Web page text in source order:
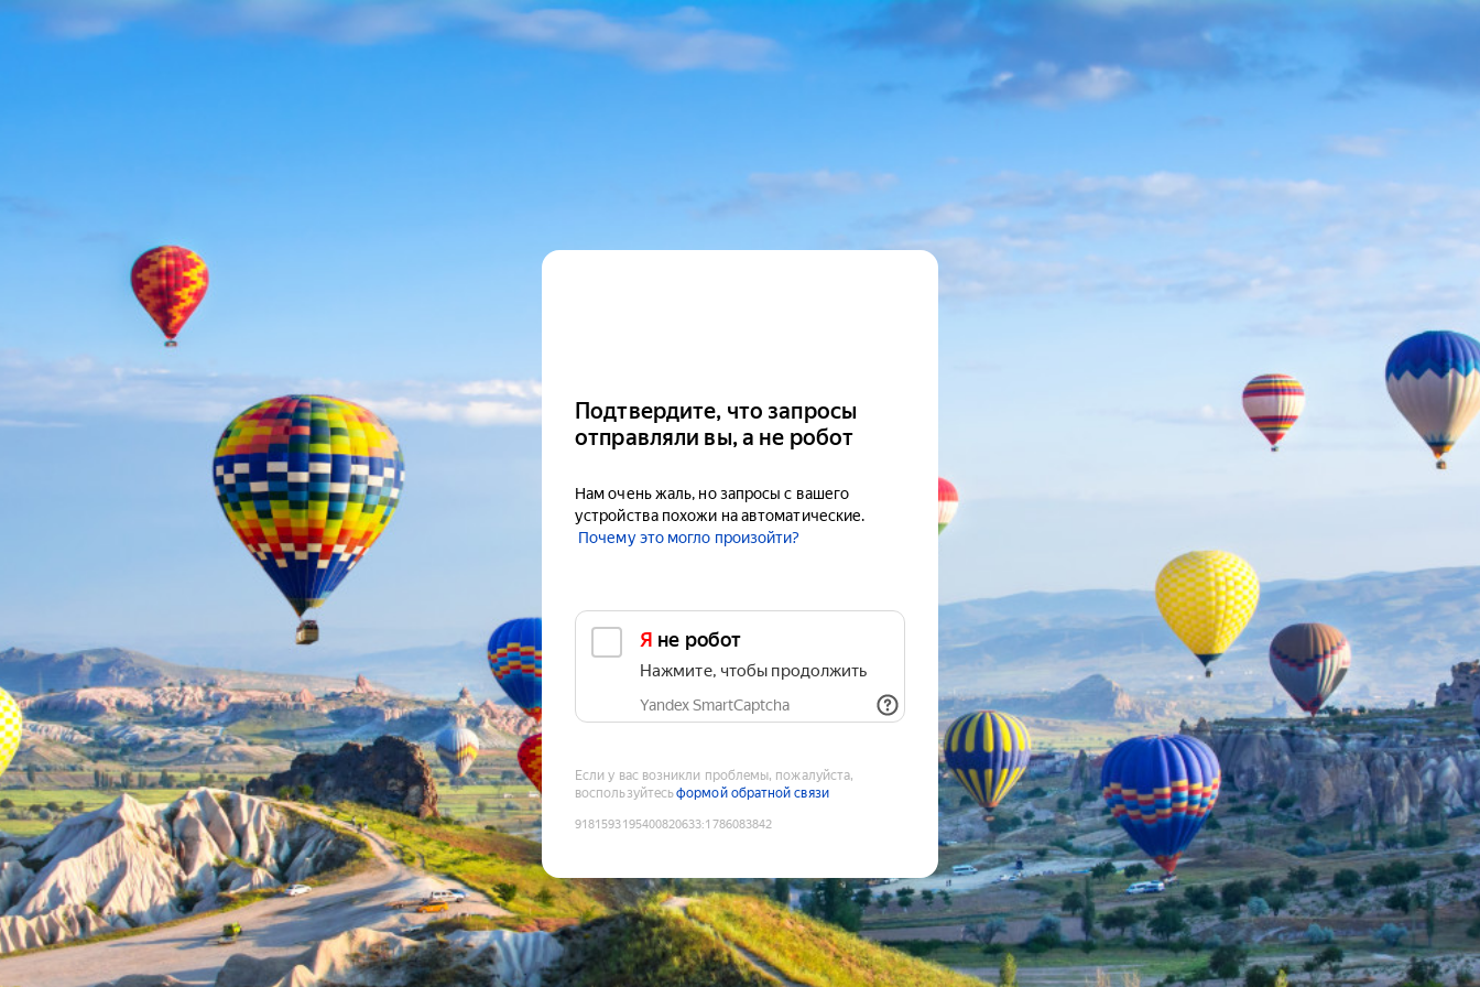
Подтвердите, что запросы
отправляли вы, а не робот
Нам очень жаль, но запросы с вашего
устройства похожи на автоматические.
Почему это могло произойти?
Я не робот
Нажмите, чтобы продолжить
Yandex SmartCaptcha
Если у вас возникли проблемы, пожалуйста,
воспользуйтесьформой обратной связи
9181593195400820633:1786083842